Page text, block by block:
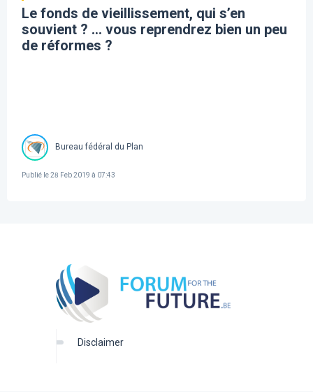
Le fonds de vieillissement, qui s’en
souvient ? ... vous reprendrez bien un peu
de réformes ?
Bureau fédéral du Plan
Publié le28 Feb 2019 à 07:43
disclaimer